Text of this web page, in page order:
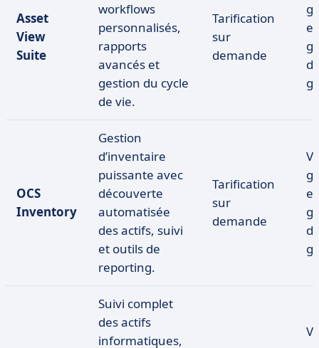
Asset
View
Suite
workflows
personnalisés,
rapports
avancés et
gestion du cycle
de vie.
Tarification
sur
demande
OCS
Inventory
Gestion
d’inventaire
puissante avec
découverte
automatisée
des actifs, suivi
et outils de
reporting.
Tarification
sur
demande
Suivi complet
des actifs
informatiques,